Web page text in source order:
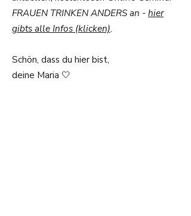
FRAUEN TRINKEN ANDERS an - hier
gibts alle Infos (klicken).
Schön, dass du hier bist,
deine Maria 🤍